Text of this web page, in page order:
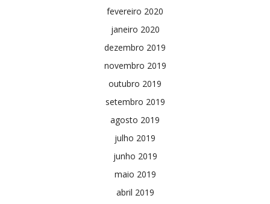
fevereiro 2020
janeiro 2020
dezembro 2019
novembro 2019
outubro 2019
setembro 2019
agosto 2019
julho 2019
junho 2019
maio 2019
abril 2019